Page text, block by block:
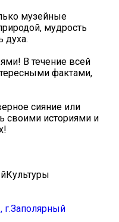
музейные
мудрость
духа.
В течение всей
фактами,
сияние или
своими историями и
г.Заполярный